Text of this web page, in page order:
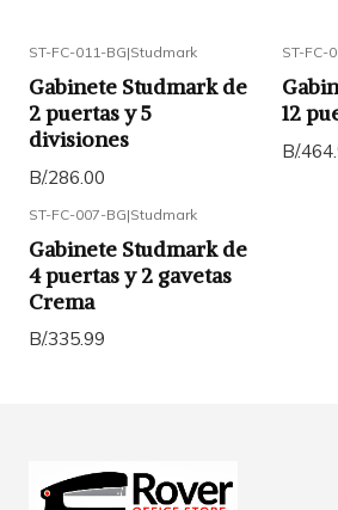
ST-FC-011-BG|Studmark
Gabinete Studmark de
2 puertas y 5
divisiones
B/.286.00
ST-FC-
12
B/
ST-FC-007-BG|Studmark
Gabinete Studmark de
4 puertas y 2 gavetas
Crema
B/.335.99